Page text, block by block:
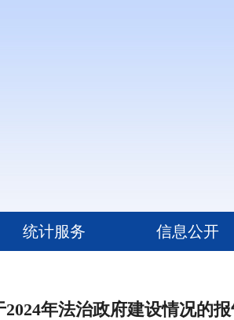
统计服务 信息公开
年法治政府建设情况的